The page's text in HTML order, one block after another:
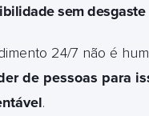
sem desgaste
24/7 não é
de pessoas para
.